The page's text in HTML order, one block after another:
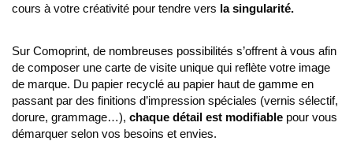
cours à votre créativité pour tendre vers la singularité.
Sur Comoprint, de nombreuses possibilités s’offrent à vous afin
de composer une carte de visite unique qui reflète votre image
de marque. Du papier recyclé au papier haut de gamme en
passant par des finitions d’impression spéciales (vernis sélectif,
dorure, grammage…), chaque détail est modifiable pour vous
démarquer selon vos besoins et envies.